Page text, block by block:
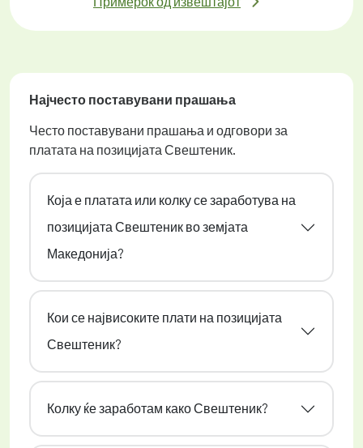
Најчесто поставувани прашања
Често поставувани прашања и одговори за
платата на позицијата Свештеник.
Која е платата или колку се заработува на
позицијата Свештеник во земјата
Македонија?
Кои се највисоките плати на позицијата
Свештеник?
Колку ќе заработам како Свештеник?